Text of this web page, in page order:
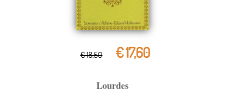
€ 18,50 € 17,60
Lourdes